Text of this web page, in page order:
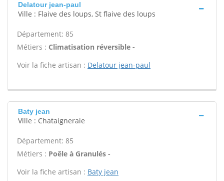
Delatour jean-paul
Ville : Flaive des loups, St flaive des loups
Département: 85
Métiers : Climatisation réversible -
Voir la fiche artisan : Delatour jean-paul
Baty jean
Ville : Chataigneraie
Département: 85
Métiers : Poêle à Granulés -
Voir la fiche artisan : Baty jean